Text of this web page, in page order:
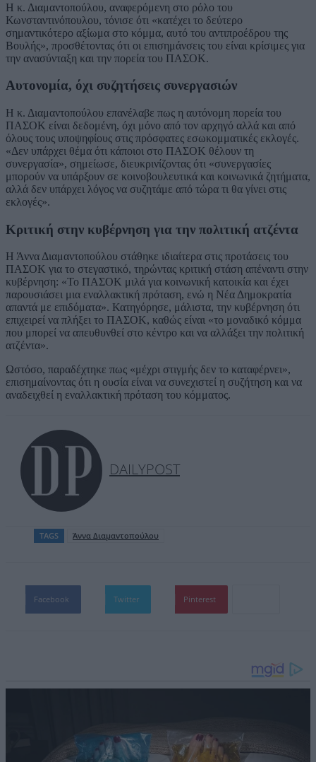
Η κ. Διαμαντοπούλου, αναφερόμενη στο ρόλο του
Κωνσταντινόπουλου, τόνισε ότι «κατέχει το δεύτερο
σημαντικότερο αξίωμα στο κόμμα, αυτό του αντιπροέδρου της
Βουλής», προσθέτοντας ότι οι επισημάνσεις του είναι κρίσιμες για
την ανασύνταξη και την πορεία του ΠΑΣΟΚ.
Αυτονομία, όχι συζητήσεις συνεργασιών
Η κ. Διαμαντοπούλου επανέλαβε πως η αυτόνομη πορεία του
ΠΑΣΟΚ είναι δεδομένη, όχι μόνο από τον αρχηγό αλλά και από
όλους τους υποψηφίους στις πρόσφατες εσωκομματικές εκλογές.
«Δεν υπάρχει θέμα ότι κάποιοι στο ΠΑΣΟΚ θέλουν τη
συνεργασία», σημείωσε, διευκρινίζοντας ότι «συνεργασίες
μπορούν να υπάρξουν σε κοινοβουλευτικά και κοινωνικά ζητήματα,
αλλά δεν υπάρχει λόγος να συζητάμε από τώρα τι θα γίνει στις
εκλογές».
Κριτική στην κυβέρνηση για την πολιτική ατζέντα
Η Άννα Διαμαντοπούλου στάθηκε ιδιαίτερα στις προτάσεις του
ΠΑΣΟΚ για το στεγαστικό, τηρώντας κριτική στάση απέναντι στην
κυβέρνηση: «Το ΠΑΣΟΚ μιλά για κοινωνική κατοικία και έχει
παρουσιάσει μια εναλλακτική πρόταση, ενώ η Νέα Δημοκρατία
απαντά με επιδόματα». Κατηγόρησε, μάλιστα, την κυβέρνηση ότι
επιχειρεί να πλήξει το ΠΑΣΟΚ, καθώς είναι «το μοναδικό κόμμα
που μπορεί να απευθυνθεί στο κέντρο και να αλλάξει την πολιτική
ατζέντα».
Ωστόσο, παραδέχτηκε πως «μέχρι στιγμής δεν το καταφέρνει»,
επισημαίνοντας ότι η ουσία είναι να συνεχιστεί η συζήτηση και να
αναδειχθεί η εναλλακτική πρόταση του κόμματος.
DAILYPOST
TAGS Άννα Διαμαντοπούλου
Facebook Twitter Pinterest